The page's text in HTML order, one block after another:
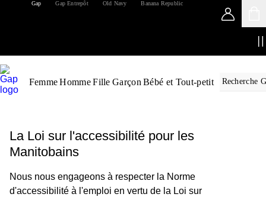
Gap Gap Entrepôt Old Navy Banana Republic
Femme HommeFille Garçon Bébé et Tout-petit
La Loi sur l'accessibilité pour les
Manitobains
Nous nous engageons à respecter la Norme
d'accessibilité à l'emploi en vertu de la Loi sur